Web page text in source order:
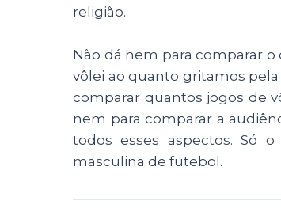
religião.
Não dá nem para comparar
vôlei ao quanto gritamos
comparar quantos jogos de
nem para comparar a
todos esses aspectos. Só
masculina de futebol.